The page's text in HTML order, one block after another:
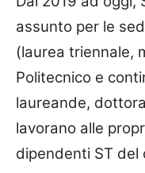
assunto per le
(laurea triennale,
Politecnico e
laureande,
lavorano alle
dipendenti ST del